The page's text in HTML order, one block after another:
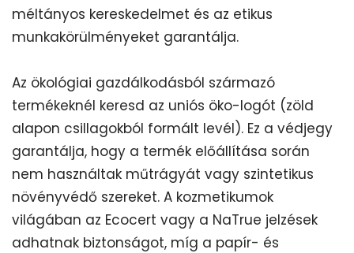
méltányos kereskedelmet és az etikus
munkakörülményeket garantálja.
Az ökológiai gazdálkodásból származó
termékeknél keresd az uniós öko-logót (zöld
alapon csillagokból formált levél). Ez a védjegy
garantálja, hogy a termék előállítása során
nem használtak műtrágyát vagy szintetikus
növényvédő szereket. A kozmetikumok
világában az Ecocert vagy a NaTrue jelzések
adhatnak biztonságot, míg a papír- és